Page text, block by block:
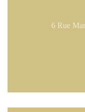
6 Rue